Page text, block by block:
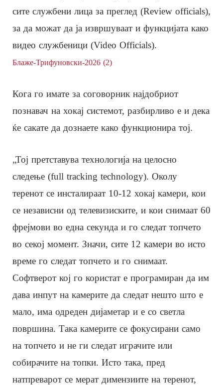
сите службени лица за преглед (Review officials),
за да можат да ја извршуваат и функцијата како
видео службеници (Video Officials).
Блаже-Трифуновски-2026 (2)
Кога го имате за соговорник најдобриот
познавач на хокај системот, разбирливо е и дека
ќе сакате да дознаете како функционира тој.
„Тој претставува технологија на целосно
следење (full tracking technology). Околу
теренот се инсталираат 10-12 хокај камери, кои
се независни од телевизиските, и кои снимаат 60
фрејмови во една секунда и го следат топчето
во секој момент. Значи, сите 12 камери во исто
време го следат топчето и го снимаат.
Софтверот кој го користат е програмиран да им
дава инпут на камерите да следат нешто што е
мало, има одреден дијаметар и е со светла
површина. Така камерите се фокусирани само
на топчето и не ги следат играчите или
собирачите на топки. Исто така, пред
натпреварот се мерат димензиите на теренот,